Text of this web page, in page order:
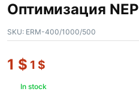
Оптимизация NEP
SKU: ERM-400/1000/500
1 $ 1 $
In stock